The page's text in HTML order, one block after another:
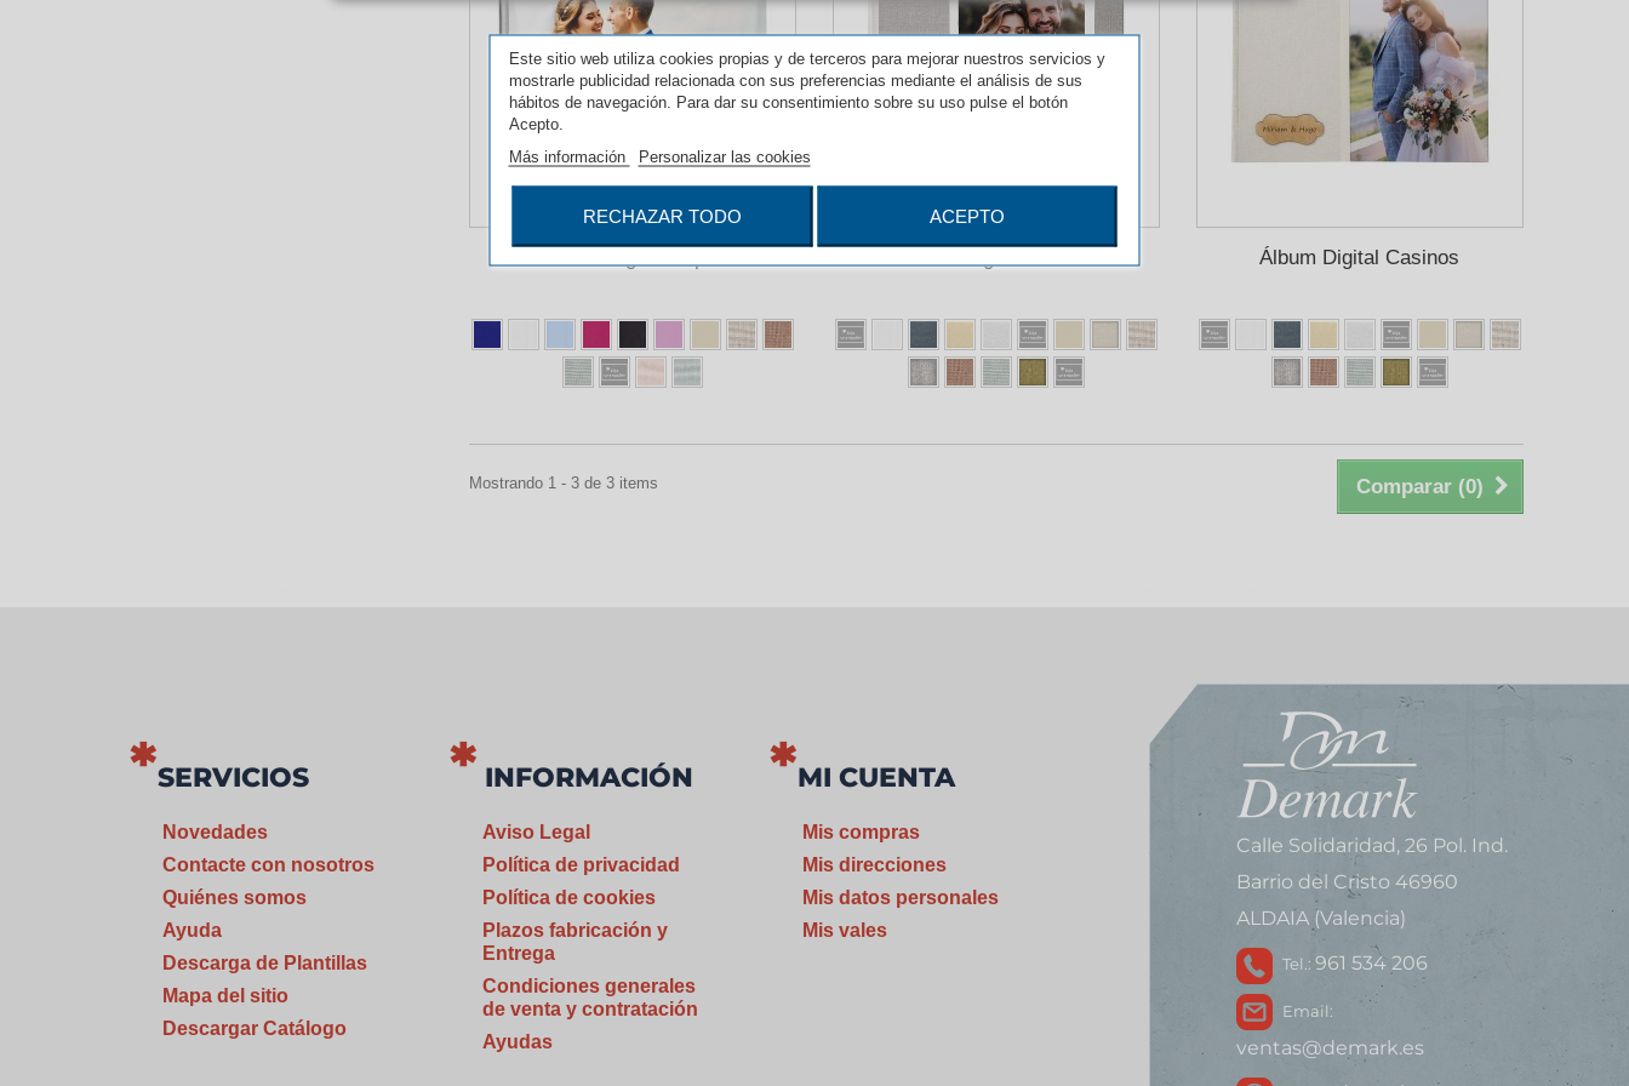
Este sitio web utiliza cookies propias y de terceros para mejorar nuestros servicios y
mostrarle publicidad relacionada con sus preferencias mediante el análisis de sus
hábitos de navegación. Para dar su consentimiento sobre su uso pulse el botón
Acepto.
Más información
Personalizar las cookies
RECHAZAR TODO ACEPTO
Álbum Digital Casinos
Comparar (0)
Mostrando 1 - 3 de 3 items
SERVICIOS
Novedades
Contacte con nosotros
Quiénes somos
Ayuda
Descarga de Plantillas
Mapa del sitio
Descargar Catálogo
INFORMACIÓN
Aviso Legal
Política de privacidad
Política de cookies
Plazos fabricación y
Entrega
Condiciones generales
de venta y contratación
Ayudas
MI CUENTA
Mis compras
Mis direcciones
Mis datos personales
Mis vales
Calle Solidaridad, 26 Pol. Ind.
Barrio del Cristo 46960
ALDAIA (Valencia)
Tel.: 961 534 206
Email:
ventas@demark.es